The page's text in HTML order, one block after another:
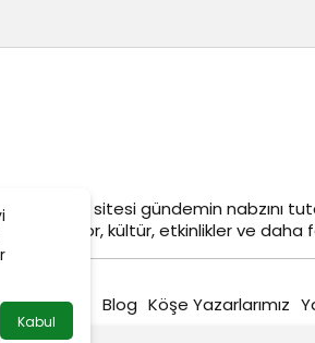
Kabul
haber sitesi gündemin nabzını
yerel spor, kültür, etkinlikler ve daha
Blog Köşe Yazarlarımız